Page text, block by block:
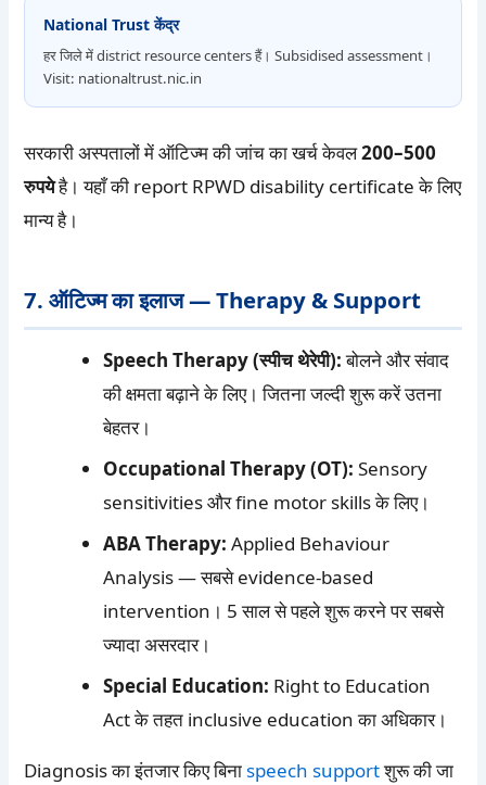
National Trust केंद्र
हर जिले में district resource centers हैं। Subsidised assessment।
Visit: nationaltrust.nic.in
सरकारी अस्पतालों में ऑटिज्म की जांच का खर्च केवल200–500
रुपयेहै। यहाँ की report RPWD disability certificate के लिए
मान्य है।
7. ऑटिज्म का इलाज — Therapy & Support
Speech Therapy (स्पीच थेरेपी):बोलने और संवाद
की क्षमता बढ़ाने के लिए। जितना जल्दी शुरू करें उतना
बेहतर।
Occupational Therapy (OT): Sensory
sensitivities और fine motor skills के लिए।
ABA Therapy: Applied Behaviour
Analysis — सबसे evidence-based
intervention। 5 साल से पहले शुरू करने पर सबसे
ज्यादा असरदार।
Special Education: Right to Education
Act के तहत inclusive education का अधिकार।
Diagnosis का इंतजार किए बिनाspeech supportशुरू की जा